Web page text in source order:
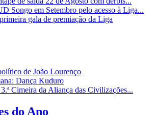
Songo em Setembro pelo acesso à Liga...
gala de premiação da Liga
de João Lourenço
Dança Kuduro
Cimeira da Aliança das Civilizações...
do Ano